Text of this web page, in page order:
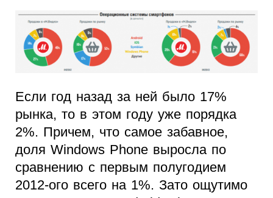
Если год назад за ней было 17%
рынка, то в этом году уже порядка
2%. Причем, что самое забавное,
доля Windows Phone выросла по
сравнению с первым полугодием
2012-ого всего на 1%. Зато ощутимо